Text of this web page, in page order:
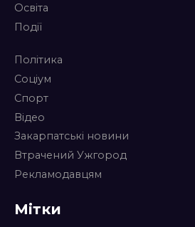
Освіта
Події
Політика
Соціум
Спорт
Відео
Закарпатські новини
Втрачений Ужгород
Рекламодавцям
Мітки